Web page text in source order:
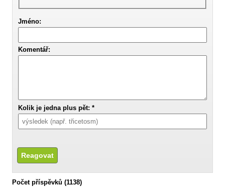
Jméno:
Komentář:
Kolik je jedna plus pět: *
Počet příspěvků (1138)